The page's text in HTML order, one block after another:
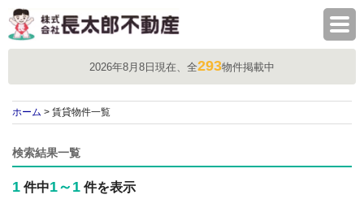
2026年8月8日現在、全293物件掲載中
ホーム > 賃貸物件一覧
検索結果一覧
1 件中1～1 件を表示